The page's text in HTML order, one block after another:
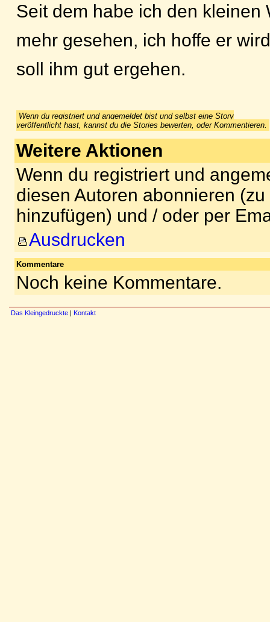
Seit dem habe ich den kleinen
mehr gesehen, ich hoffe er
soll ihm gut ergehen.
Wenn du registriert und angemeldet bist und selbst eine Story
veröffentlicht hast, kannst du die Stories bewerten, oder Kommentieren.
Weitere Aktionen
Wenn du registriert und
diesen Autoren abonnieren
hinzufügen) und / oder per
Ausdrucken
Kommentare
Noch keine Kommentare.
Das Kleingedruckte | Kontakt